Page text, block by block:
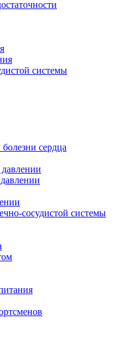
системы
сердца
сосудистой системы